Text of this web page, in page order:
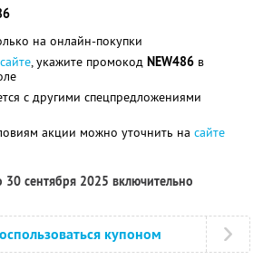
на онлайн-покупки
сайте, укажите промокод NEW486 в
с другими спецпредложениями
акции можно уточнить на сайте
30 сентября 2025 включительно
купоном